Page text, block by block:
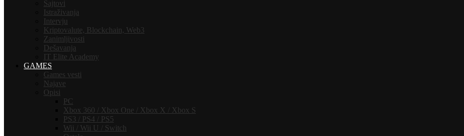
Sajtovi
Istraživanja
Intervju
Kriptovalute, Blockchain, Web3
Zanimljivosti
Dešavanja
IT Elite Academy
GAMES
Games vesti
Najave
Opisi
PC
Xbox 360 / Xbox One / Xbox X / Xbox S
PS3 / PS4 / PS5
Wii / Wii U / Switch